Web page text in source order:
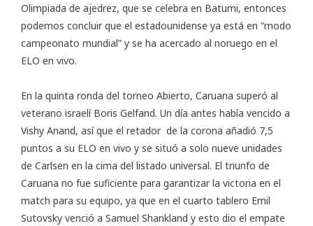
Olimpiada de ajedrez, que se celebra en Batumi, entonces
podemos concluir que el estadounidense ya está en “modo
campeonato mundial” y se ha acercado al noruego en el
ELO en vivo.
En la quinta ronda del torneo Abierto, Caruana superó al
veterano israelí Boris Gelfand. Un día antes había vencido a
Vishy Anand, así que el retador de la corona añadió 7,5
puntos a su ELO en vivo y se situó a solo nueve unidades
de Carlsen en la cima del listado universal. El triunfo de
Caruana no fue suficiente para garantizar la victoria en el
match para su equipo, ya que en el cuarto tablero Emil
Sutovsky venció a Samuel Shankland y esto dio el empate